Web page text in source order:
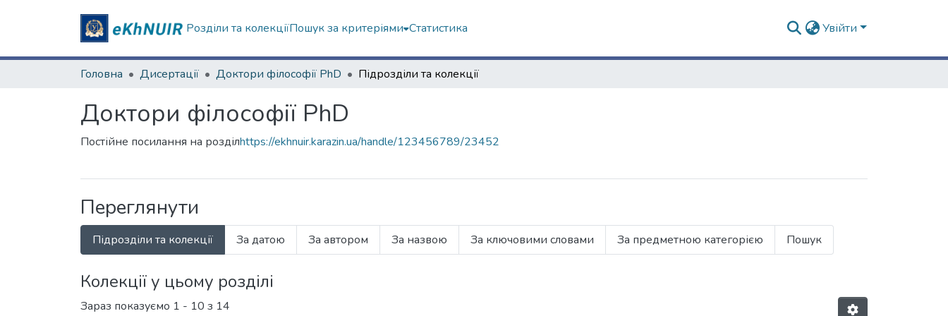
Розділи та колекціїПошук за критеріями Статистика Увійти
Головна Дисертації Доктори філософії PhD Підрозділи та колекції
Доктори філософії PhD
Постійне посилання на розділhttps://ekhnuir.karazin.ua/handle/123456789/23452
Переглянути
Підрозділи та колекції За датою За автором За назвою За ключовими словами За предметною категорією Пошук
Колекції у цьому розділі
Зараз показуємо 1 - 10 з 14